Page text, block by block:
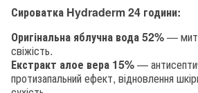
Сироватка Hydraderm 24 години:
Оригінальна яблучна вода 52%—
свіжість.
Екстракт алое вера 15%—
протизапальний ефект, відновлення